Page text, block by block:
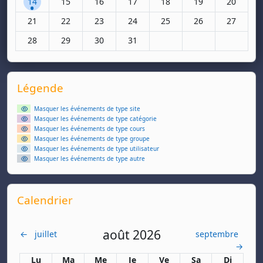
Aucun événement, lundi 21 octobre
21 Aucun événement, mardi 22 octobre
22 Aucun événement, mercredi 23 octobre
23 Aucun événement, jeudi 24 octobre
24 Aucun événement,
25 Aucun
26 Aucun
27
Aucun événement, lundi 28 octobre
28 Aucun événement, mardi 29 octobre
29 Aucun événement, mercredi 30 octobre
30 Aucun événement, jeudi 31 octobre
31
Supplementary blocks
Passer Légende
Légende
Masquer les événements de type site
Masquer les événements de type catégorie
Masquer les événements de type cours
Masquer les événements de type groupe
Masquer les événements de type utilisateur
Masquer les événements de type autre
Passer Calendrier
Calendrier
← juillet août 2026
septembre
→
Lundi
Lu Mardi
Ma Mercredi
Me Jeudi
Je Vendredi
Ve Samedi
Sa Dimanche
Di